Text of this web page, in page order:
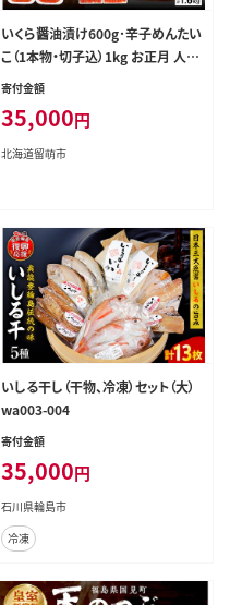
いくら醤油漬け600g･辛子めんたい
こ（1本物・切子込）1kg お正月 人気
魚卵 高級 イクラ 鱒いくら 魚卵 魚介
供 北海道 留萌 おせち R001-030
寄付金額
35,000円
北海道留萌市
いしる干し（干物、冷凍）セット（大）
wa003-004
寄付金額
35,000円
石川県輪島市
冷凍